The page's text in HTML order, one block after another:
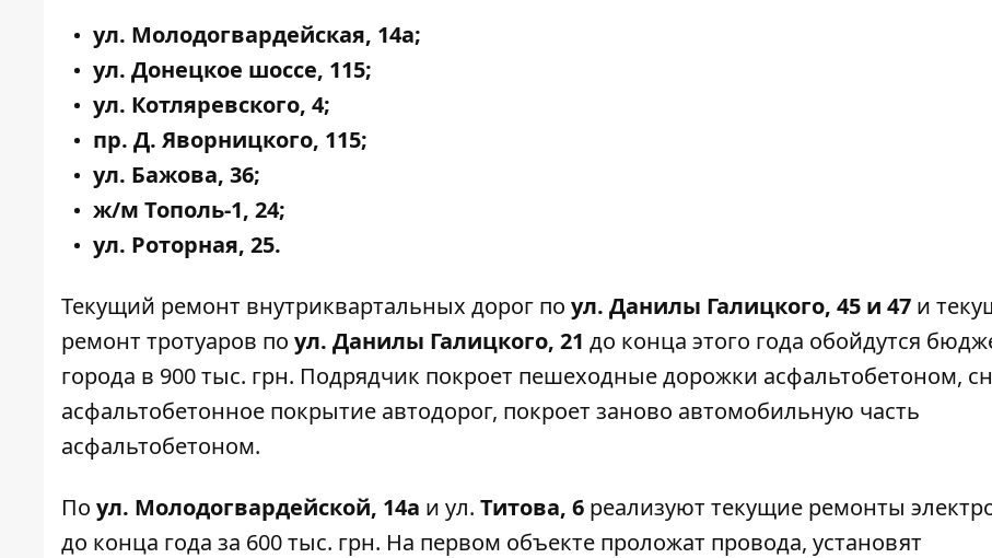
ул. Молодогвардейская, 14а;
ул. Донецкое шоссе, 115;
ул. Котляревского, 4;
пр. Д. Яворницкого, 115;
ул. Бажова, 36;
ж/м Тополь-1, 24;
ул. Роторная, 25.
Текущий ремонт внутриквартальных дорог по ул. Данилы Галицкого, 45 и 47 и
ремонт тротуаров по ул. Данилы Галицкого, 21 до конца этого года обойдутся
города в 900 тыс. грн. Подрядчик покроет пешеходные дорожки асфальтобетоном,
асфальтобетонное покрытие автодорог, покроет заново автомобильную часть
асфальтобетоном.
По ул. Молодогвардейской, 14а и ул. Титова, 6 реализуют текущие ремонты
до конца года за 600 тыс. грн. На первом объекте проложат провода, установят